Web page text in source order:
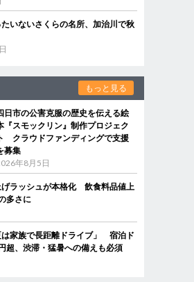
いないさくらの名所、加治川で秋
もっと見る
日市の公害克服の歴史を伝える絵
『スモックリン』制作プロジェク
クラウドファンディングで支援
募集
年8月5日
げラッシュが本格化 飲食料品値上
多さに
は家族で長距離ドライブ」 宿泊ド
超、渋滞・猛暑への備えも必須